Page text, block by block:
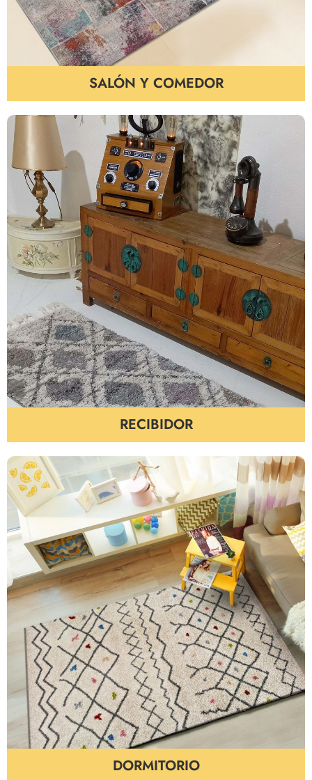
SALÓN Y COMEDOR
RECIBIDOR
DORMITORIO